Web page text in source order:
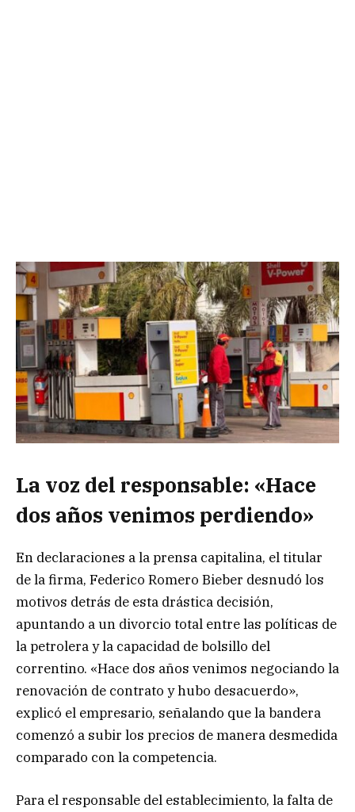
La voz del responsable: «Hace
dos años venimos perdiendo»
En declaraciones a la prensa capitalina, el titular
de la firma, Federico Romero Bieber desnudó los
motivos detrás de esta drástica decisión,
apuntando a un divorcio total entre las políticas de
la petrolera y la capacidad de bolsillo del
correntino. «Hace dos años venimos negociando la
renovación de contrato y hubo desacuerdo»,
explicó el empresario, señalando que la bandera
comenzó a subir los precios de manera desmedida
comparado con la competencia.
Para el responsable del establecimiento, la falta de